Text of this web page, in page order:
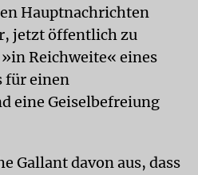
Hauptnachrichten
jetzt öffentlich zu
Reichweite« eines
für einen
eine Geiselbefreiung
Gallant davon aus, dass